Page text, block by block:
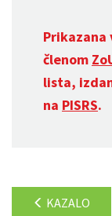
Prikazana
členom
lista,
na PISRS.
KAZALO